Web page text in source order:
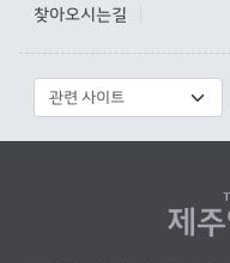
찾아오시는길